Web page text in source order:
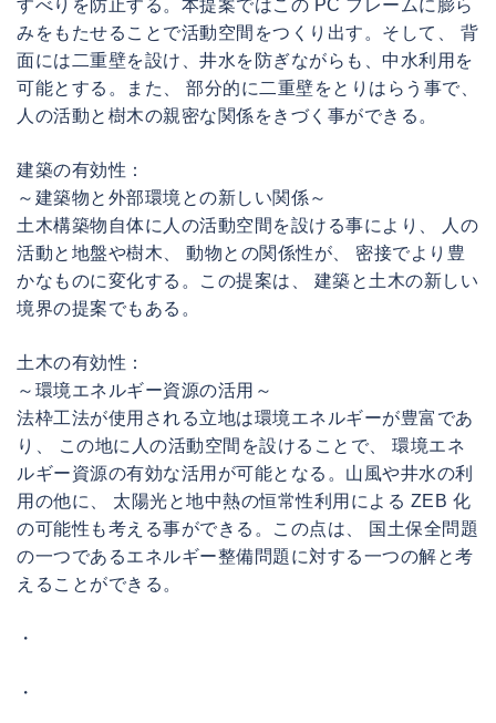
すべりを防止する。本提案ではこの PC フレームに膨ら
みをもたせることで活動空間をつくり出す。そして、 背
面には二重壁を設け、井水を防ぎながらも、中水利用を
可能とする。また、 部分的に二重壁をとりはらう事で、
人の活動と樹木の親密な関係をきづく事ができる。
建築の有効性：
～建築物と外部環境との新しい関係～
土木構築物自体に人の活動空間を設ける事により、 人の
活動と地盤や樹木、 動物との関係性が、 密接でより豊
かなものに変化する。この提案は、 建築と土木の新しい
境界の提案でもある。
土木の有効性：
～環境エネルギー資源の活用～
法枠工法が使用される立地は環境エネルギーが豊富であ
り、 この地に人の活動空間を設けることで、 環境エネ
ルギー資源の有効な活用が可能となる。山風や井水の利
用の他に、 太陽光と地中熱の恒常性利用による ZEB 化
の可能性も考える事ができる。この点は、 国土保全問題
の一つであるエネルギー整備問題に対する一つの解と考
えることができる。
・
・